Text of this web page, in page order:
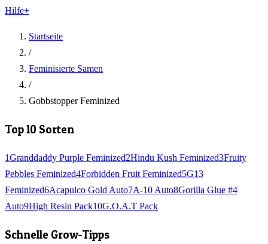
Hilfe+
Startseite
/
Feminisierte Samen
/
Gobbstopper Feminized
Top 10 Sorten
1Granddaddy Purple Feminized2Hindu Kush Feminized3Fruity
Pebbles Feminized4Forbidden Fruit Feminized5G13
Feminized6Acapulco Gold Auto7A-10 Auto8Gorilla Glue #4
Auto9High Resin Pack10G.O.A.T Pack
Schnelle Grow-Tipps